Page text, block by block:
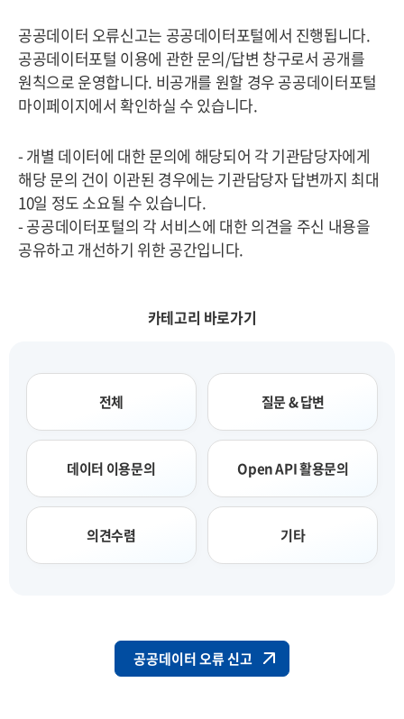
공공데이터 오류신고는 공공데이터포털에서 진행됩니다.
공공데이터포털 이용에 관한 문의/답변 창구로서 공개를
원칙으로 운영합니다. 비공개를 원할 경우 공공데이터포털
마이페이지에서 확인하실 수 있습니다.
- 개별 데이터에 대한 문의에 해당되어 각 기관담당자에게
해당 문의 건이 이관된 경우에는 기관담당자 답변까지 최대
10일 정도 소요될 수 있습니다.
- 공공데이터포털의 각 서비스에 대한 의견을 주신 내용을
공유하고 개선하기 위한 공간입니다.
카테고리 바로가기
전체 질문 & 답변
데이터 이용문의 Open API 활용문의
의견수렴 기타
공공데이터 오류 신고